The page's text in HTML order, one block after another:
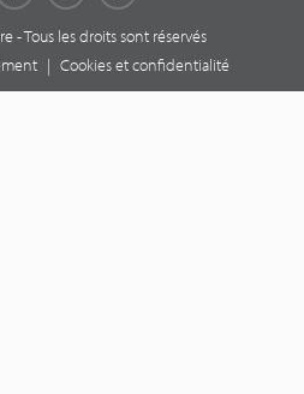
- Tous les droits sont réservés
| Cookies et confidentialité